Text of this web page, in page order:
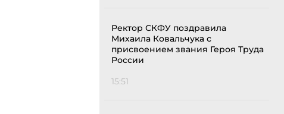
Ректор СКФУ поздравила
Михаила Ковальчука с
присвоением звания Героя Труда
России
15:51